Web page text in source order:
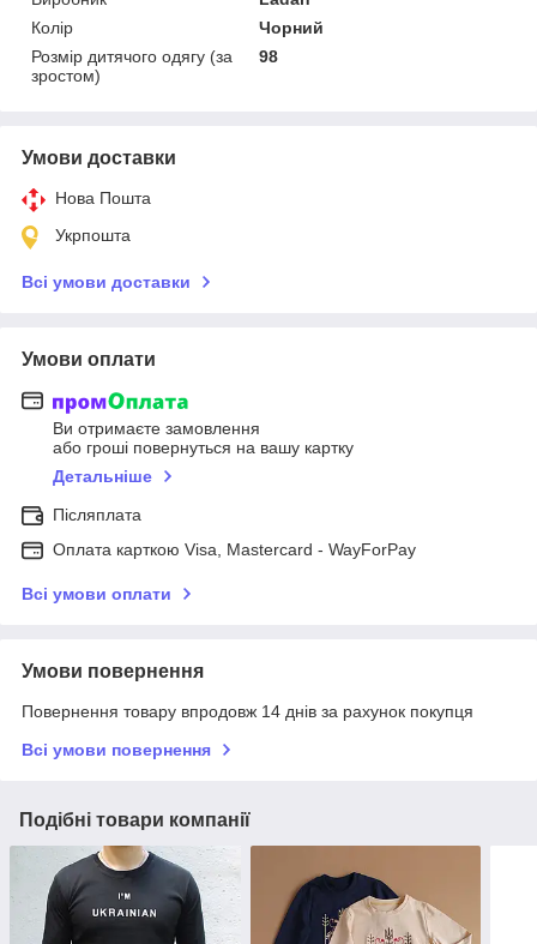
Колір
Чорний
Розмір дитячого одягу (за
зростом)
98
Умови доставки
Нова Пошта
Укрпошта
Всі умови доставки
Умови оплати
Ви отримаєте замовлення
або гроші повернуться на вашу картку
Детальніше
Післяплата
Оплата карткою Visa, Mastercard - WayForPay
Всі умови оплати
Умови повернення
Повернення товару впродовж 14 днів за рахунок покупця
Всі умови повернення
Подібні товари компанії